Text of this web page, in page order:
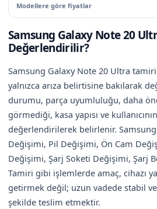
Modellere göre fiyatlar
Samsung Galaxy Note 20
Değerlendirilir?
Samsung Galaxy Note 20 Ultra
yalnızca arıza belirtisine bakılarak
durumu, parça uyumluluğu, daha
görmediği, kasa yapısı ve
değerlendirilerek belirlenir.
Değişimi, Pil Değişimi, Ön Cam
Değişimi, Şarj Soketi Değişimi, Şarj
Tamiri gibi işlemlerde amaç, cihazı
getirmek değil; uzun vadede stabil
şekilde teslim etmektir.